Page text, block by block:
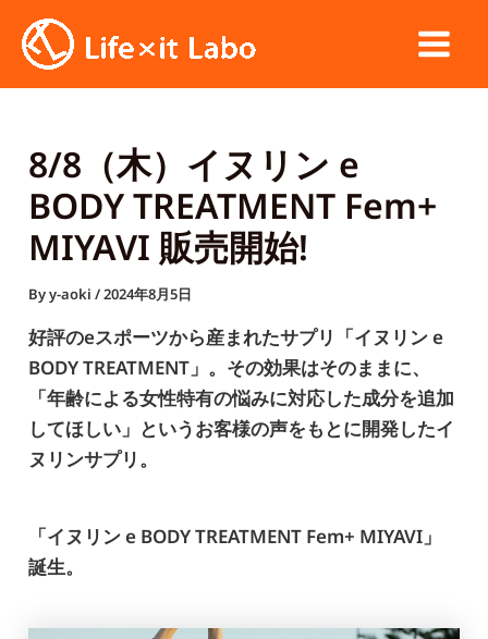
Main
8/8（木）イヌリン e
BODY TREATMENT Fem+
MIYAVI 販売開始!
Byy-aoki/2024年8月5日
好評のeスポーツから産まれたサプリ「イヌリン e
BODY TREATMENT」。その効果はそのままに、
「年齢による女性特有の悩みに対応した成分を追加
してほしい」というお客様の声をもとに開発したイ
ヌリンサプリ。
「イヌリン e BODY TREATMENT Fem+ MIYAVI」
誕生。